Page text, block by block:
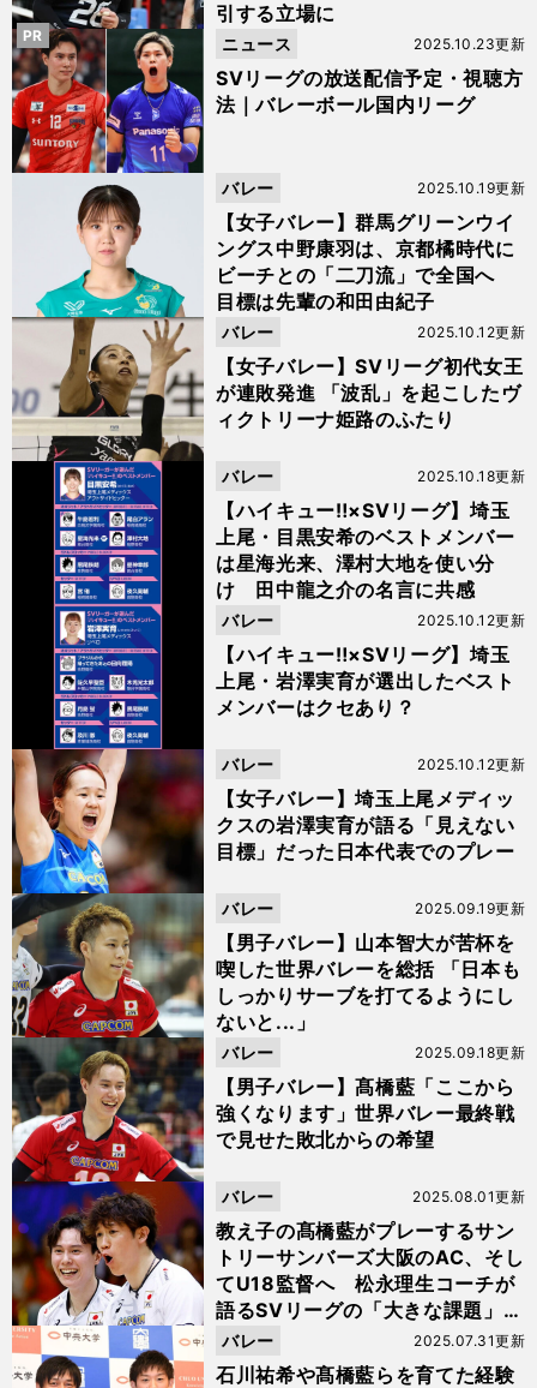
引する立場に
SVリーグの放送配信予定・視聴方
法｜バレーボール国内リーグ
2025.10.23更新
ニュース
PR
【女子バレー】群馬グリーンウイ
ングス中野康羽は、京都橘時代に
ビーチとの「二刀流」で全国へ
目標は先輩の和田由紀子
2025.10.19更新
バレー
【女子バレー】SVリーグ初代女王
が連敗発進 「波乱」を起こしたヴ
ィクトリーナ姫路のふたり
2025.10.12更新
バレー
【ハイキュー‼×SVリーグ】埼玉
上尾・目黒安希のベストメンバー
は星海光来、澤村大地を使い分
け 田中龍之介の名言に共感
2025.10.18更新
バレー
【ハイキュー‼×SVリーグ】埼玉
上尾・岩澤実育が選出したベスト
メンバーはクセあり？
2025.10.12更新
バレー
【女子バレー】埼玉上尾メディッ
クスの岩澤実育が語る「見えない
目標」だった日本代表でのプレー
2025.10.12更新
バレー
【男子バレー】山本智大が苦杯を
喫した世界バレーを総括 「日本も
しっかりサーブを打てるようにし
ないと...」
2025.09.19更新
バレー
【男子バレー】髙橋藍「ここから
強くなります」世界バレー最終戦
で見せた敗北からの希望
2025.09.18更新
バレー
教え子の髙橋藍がプレーするサン
トリーサンバーズ大阪のAC、そし
てU18監督へ 松永理生コーチが
語るSVリーグの「大きな課題」と
バレー界の未来
2025.08.01更新
バレー
石川祐希や髙橋藍らを育てた経験
2025.07.31更新
バレー